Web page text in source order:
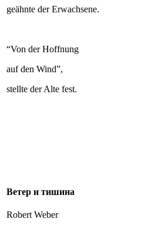
geähnte der Erwachsene.
“Von der Hoffnung
auf den Wind”,
stellte der Alte fest.
Ветер и тишина
Robert Weber